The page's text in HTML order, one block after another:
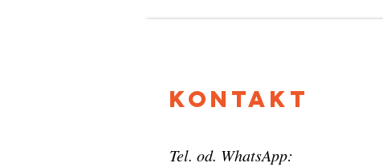
Tel. od. WhatsApp:
Kontakt